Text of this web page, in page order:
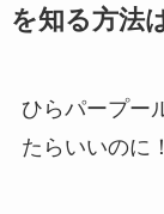
を知る方法
ひらパープー
たらいいのに